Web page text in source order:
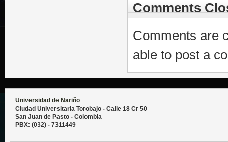
Comments
Comments are
able to post a
Universidad de Nariño
Ciudad Universitaria Torobajo - Calle 18 Cr 50
San Juan de Pasto - Colombia
PBX: (032) - 7311449